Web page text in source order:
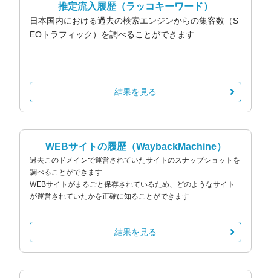
推定流入履歴（ラッコキーワード）
日本国内における過去の検索エンジンからの集客数（S
EOトラフィック）を調べることができます
結果を見る
WEBサイトの履歴（WaybackMachine）
過去このドメインで運営されていたサイトのスナップショットを
調べることができます
WEBサイトがまるごと保存されているため、どのようなサイト
が運営されていたかを正確に知ることができます
結果を見る